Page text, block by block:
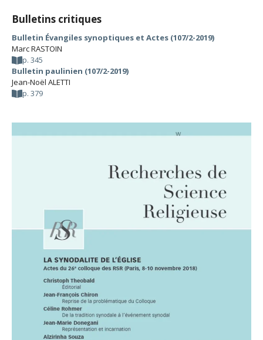
Bulletins critiques
Bulletin Évangiles synoptiques et Actes (107/2-2019)
Marc RASTOIN
p. 345
Bulletin paulinien (107/2-2019)
Jean-Noël ALETTI
p. 379